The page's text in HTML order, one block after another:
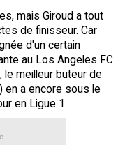
mais Giroud a tout
de finisseur. Car
d'un certain
au Los Angeles FC
meilleur buteur de
en a encore sous le
en Ligue 1.